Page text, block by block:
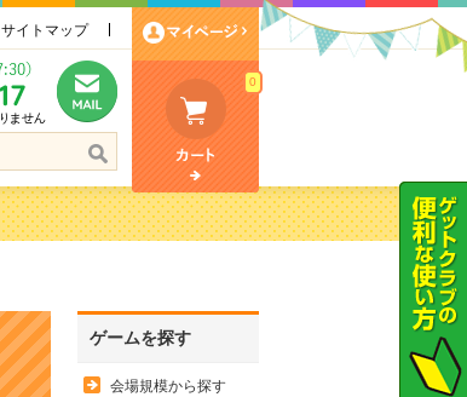
サイトマップ
0
ゲームを探す
会場規模から探す